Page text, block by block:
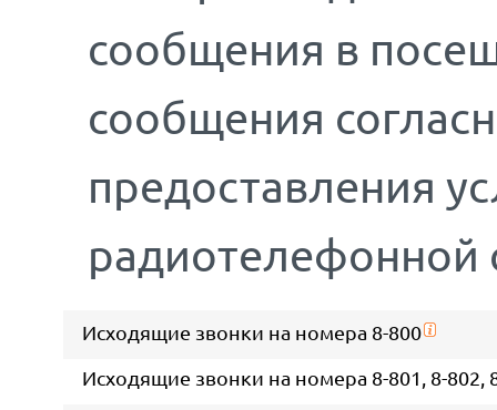
сообщения в
сообщения
предоставления
радиотелефонной
Исходящие звонки на номера 8-800
Исходящие звонки на номера 8-801, 8-802,